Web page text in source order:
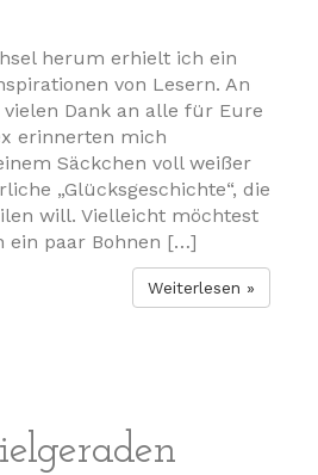
herum erhielt ich ein
von Lesern. An
Dank an alle für Eure
erinnerten mich
Säckchen voll weißer
„Glücksgeschichte“, die
will. Vielleicht möchtest
ein paar Bohnen […]
Weiterlesen »